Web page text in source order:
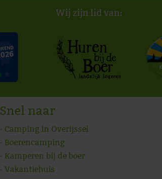
Wij zijn lid van:
Snel naar
Camping in Overijssel
Boerencamping
Kamperen bij de boer
Vakantiehuis